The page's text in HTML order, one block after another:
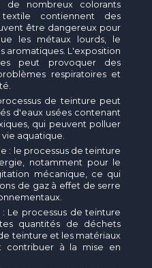
de nombreux colorants
contiennent des
être dangereux pour
les métaux lourds, le
aromatiques. L'exposition
peut provoquer des
respiratoires et
de teinture peut
d'eaux usées contenant
qui peuvent polluer
vie aquatique.
: le processus de teinture
notamment pour le
mécanique, ce qui
de gaz à effet de serre
Le processus de teinture
quantités de déchets
teinture et les matériaux
contribuer à la mise en